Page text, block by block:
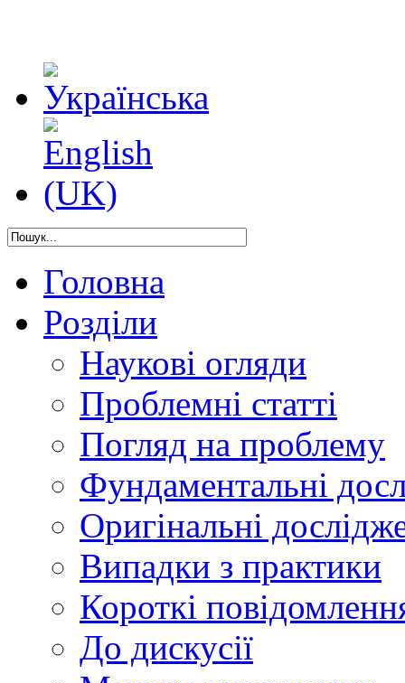
Головна
Розділи
Наукові огляди
Проблемні статті
Погляд на проблему
Фундаментальні
Оригінальні
Випадки з практики
Короткі
До дискусії